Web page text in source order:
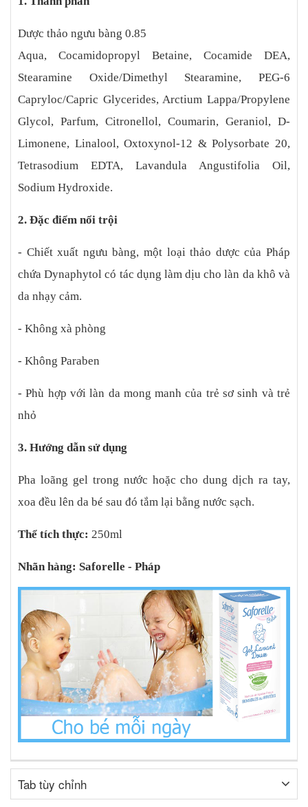
Dược thảo ngưu bàng 0.85
Aqua, Cocamidopropyl Betaine, Cocamide DEA,
Stearamine Oxide/Dimethyl Stearamine, PEG-6
Capryloc/Capric Glycerides, Arctium Lappa/Propylene
Glycol, Parfum, Citronellol, Coumarin, Geraniol, D-
Limonene, Linalool, Oxtoxynol-12 & Polysorbate 20,
Tetrasodium EDTA, Lavandula Angustifolia Oil,
Sodium Hydroxide.
2. Đặc điểm nổi trội
- Chiết xuất ngưu bàng, một loại thảo dược của Pháp
chứa Dynaphytol có tác dụng làm dịu cho làn da khô và
da nhạy cảm.
- Không xà phòng
- Không Paraben
- Phù hợp với làn da mong manh của trẻ sơ sinh và trẻ
nhỏ
3. Hướng dẫn sử dụng
Pha loãng gel trong nước hoặc cho dung dịch ra tay,
xoa đều lên da bé sau đó tắm lại bằng nước sạch.
Thể tích thực: 250ml
Nhãn hàng: Saforelle - Pháp
Tab tùy chỉnh